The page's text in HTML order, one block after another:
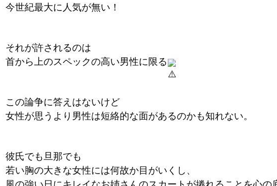
今世紀最大に人気が無い！
それが許されるのは
首から上のスペックの高い男性に限る
この論争に答えはないけど
女性が思うより男性は短絡的な面があるのかも知れない。
彼氏でも旦那でも
若い胸の大きな女性には何故か目がいくし、